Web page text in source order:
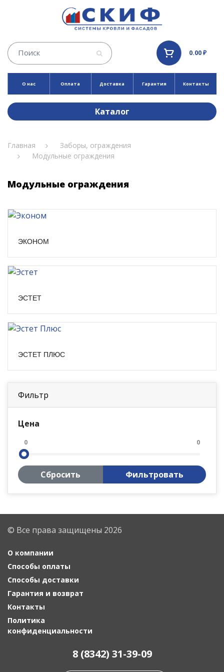
0.00 ₽
О нас Оплата Доставка Гарантия Контакты
Каталог
Главная
Заборы, ограждения
Модульные ограждения
Модульные ограждения
ЭКОНОМ
ЭСТЕТ
ЭСТЕТ ПЛЮС
Фильтр
Цена
0 0
Сбросить Фильтровать
© Все права защищены 2026
О компании
Способы оплаты
Способы доставки
Гарантия и возврат
Контакты
Политика
конфиденциальности
8 (8342) 31-39-09